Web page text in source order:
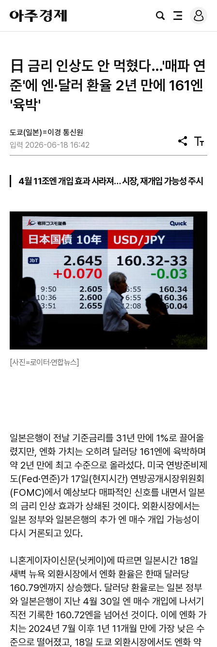
아
주
경
검
전
로
그
日 금리 인상도 안 먹혔다…'매파 연
준'에 엔·달러 환율 2년 만에 161엔
'육박'
도쿄(일본)=이경 통신원
입력 2026-06-18 16:42
공
유
텍
스
기
4월 11조엔 개입 효과 사라져… 시장, 재개입 가능성 주시
[사진=로이터·연합뉴스]
일본은행이 전날 기준금리를 31년 만에 1%로 끌어올
렸지만, 엔화 가치는 오히려 달러당 161엔에 육박하며
약 2년 만에 최고 수준으로 올라섰다. 미국 연방준비제
도(Fed·연준)가 17일(현지시간) 연방공개시장위원회
(FOMC)에서 예상보다 매파적인 신호를 내면서 일본
의 금리 인상 효과가 상쇄된 것이다. 외환시장에서는
일본 정부와 일본은행의 추가 엔 매수 개입 가능성이
다시 거론되고 있다.
니혼게이자이신문(닛케이)에 따르면 일본시간 18일
새벽 뉴욕 외환시장에서 엔화 환율은 한때 달러당
160.79엔까지 상승했다. 달러당 환율로는 일본 정부
와 일본은행이 지난 4월 30일 엔 매수 개입에 나서기
직전 기록한 160.72엔을 넘어선 것이다. 이에 엔화 가
치는 2024년 7월 이후 1년 11개월 만에 가장 낮은 수
준으로 떨어졌고, 18일 도쿄 외환시장에서도 엔화 약